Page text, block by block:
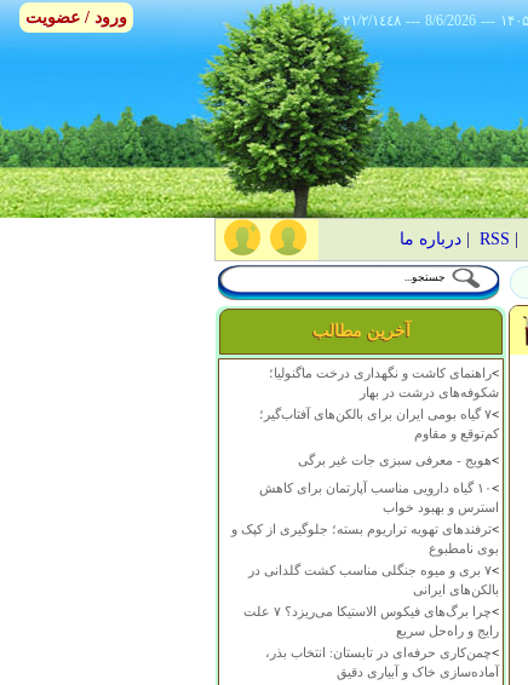
٢١/٢/١٤٤٨ --- 8/6/2026 ---
RSS
|درباره ما
آخرین مطالب
>راهنمای کاشت و نگهداری درخت ماگنولیا؛
شکوفه‌های درشت در بهار
>
۷ گیاه بومی ایران برای بالکن‌های آفتاب‌گیر؛
کم‌توقع و مقاوم
>هویج - معرفی سبزی جات غیر برگی
>
۱۰ گیاه دارویی مناسب آپارتمان برای کاهش
استرس و بهبود خواب
>ترفندهای تهویه تراریوم بسته؛ جلوگیری از کپک و
بوی نامطبوع
>
۷ بری و میوه جنگلی مناسب کشت گلدانی در
بالکن‌های ایرانی
>
چرا برگ‌های فیکوس الاستیکا می‌ریزد؟ ۷ علت
رایج و راه‌حل سریع
>چمن‌کاری حرفه‌ای در تابستان: انتخاب بذر،
آماده‌سازی خاک و آبیاری دقیق
ورود / عضویت